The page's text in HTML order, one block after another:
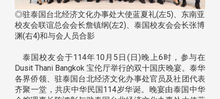
◎驻泰国台北经济文化办事处大使蓝夏礼(左5)、东南亚
校友会联谊总会会长詹镇纲(左2)、泰国校友会会长张博
渊(右4)和与会人员合影
泰国校友会于114年10月5日(日)晚上6时，参与在
Dusit Thani Bangkok 宝伦厅举行的双十国庆晚宴。泰华
各界侨领、驻泰国台北经济文化办事处官员及社团代表
齐聚一堂，共庆中华民国114岁华诞。晚宴由泰国中华